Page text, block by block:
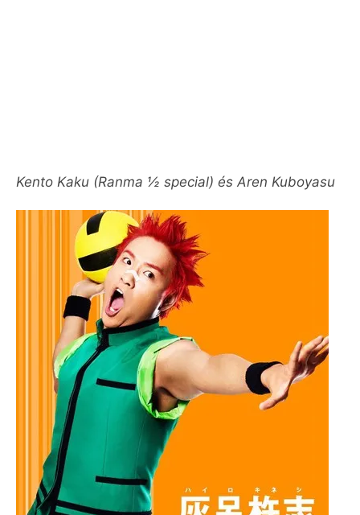
Kento Kaku (Ranma ½ special) és Aren Kuboyasu